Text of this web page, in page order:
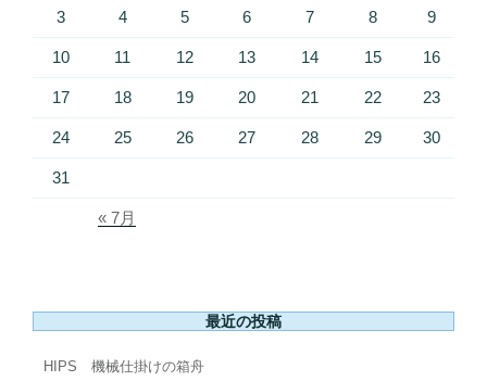
3 4 5 6 7 8 9
10 11 12 13 14 15 16
17 18 19 20 21 22 23
24 25 26 27 28 29 30
31
« 7月
最近の投稿
HIPS 機械仕掛けの箱舟